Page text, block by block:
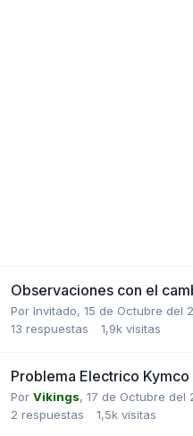
Observaciones con el
Por Invitado, 15 de Octubre del
13 respuestas 1,9k visitas
Problema Electrico Kymco
Por Vikings, 17 de Octubre del
2 respuestas 1,5k visitas